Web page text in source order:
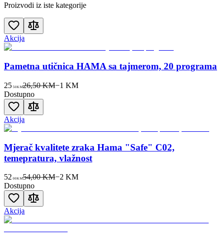
Proizvodi iz iste kategorije
Akcija
Pametna utičnica HAMA sa tajmerom, 20 programa
25 50KM26,50 KM−1 KM
Dostupno
Akcija
Mjerač kvalitete zraka Hama "Safe" C02,
temepratura, vlažnost
52 00KM54,00 KM−2 KM
Dostupno
Akcija